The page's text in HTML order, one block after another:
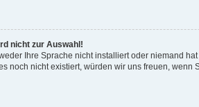
nicht zur Auswahl!
Ihre Sprache nicht installiert oder niemand
noch nicht existiert, würden wir uns freuen,